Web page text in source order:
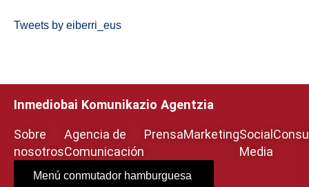
Tweets by eiberri_eus
Inmediobai Komunikazio Agentzia
Sobre
nosotros
Agencia de
Comunicación
PrensaMarketingSocial
Media
Menú conmutador hamburguesa